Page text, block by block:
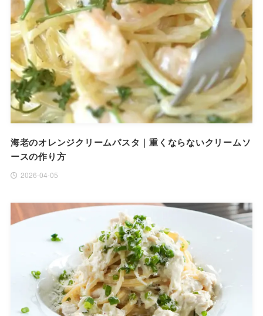
海老のオレンジクリームパスタ｜重くならないクリームソ
ースの作り方
2026-04-05